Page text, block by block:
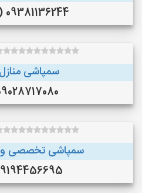
09381136244 (بندر عباس)
سمپاشی
09028717080
سمپاشی تخصصی
09194456695